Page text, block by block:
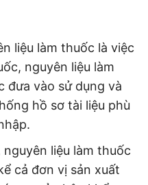
liệu làm thuốc là việc
nguyên liệu làm
đưa vào sử dụng và
hồ sơ tài liệu phù
liệu làm thuốc
cả đơn vị sản xuất